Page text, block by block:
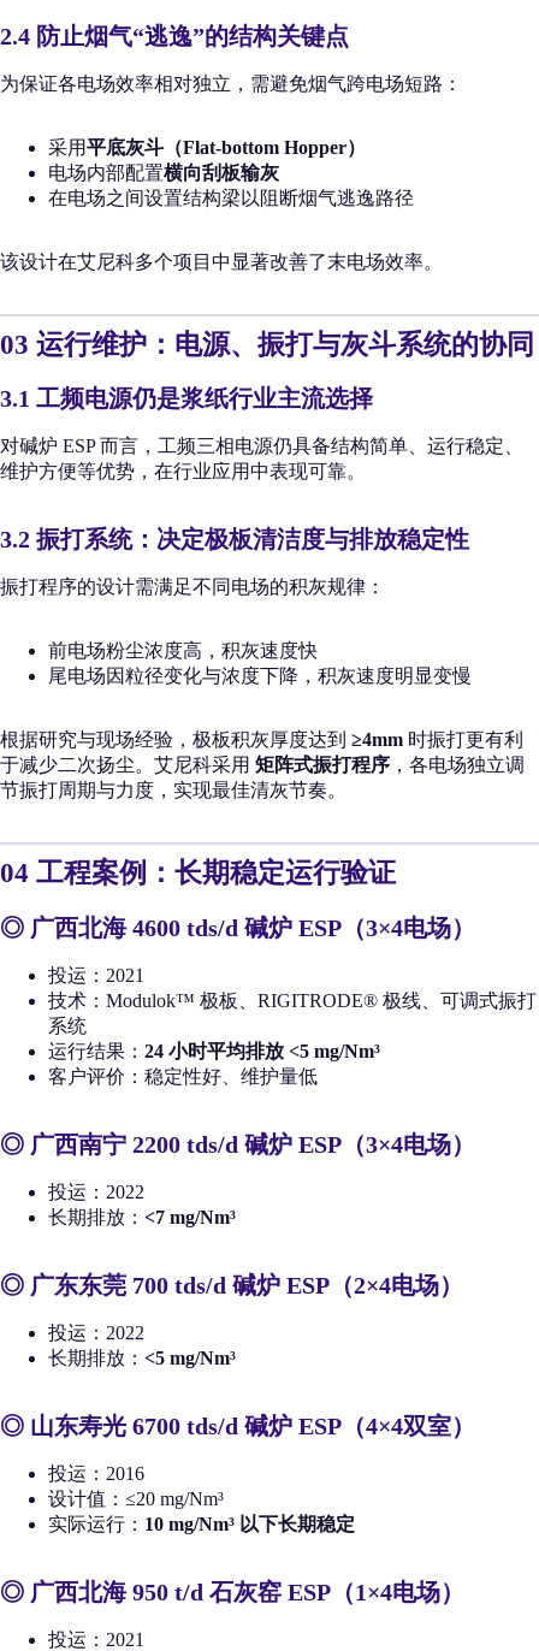
2.4 防止烟气“逃逸”的结构关键点
为保证各电场效率相对独立，需避免烟气跨电场短路：
采用平底灰斗（Flat-bottom Hopper）
电场内部配置横向刮板输灰
在电场之间设置结构梁以阻断烟气逃逸路径
该设计在艾尼科多个项目中显著改善了末电场效率。
03 运行维护：电源、振打与灰斗系统的协同
3.1 工频电源仍是浆纸行业主流选择
对碱炉 ESP 而言，工频三相电源仍具备结构简单、运行稳定、
维护方便等优势，在行业应用中表现可靠。
3.2 振打系统：决定极板清洁度与排放稳定性
振打程序的设计需满足不同电场的积灰规律：
前电场粉尘浓度高，积灰速度快
尾电场因粒径变化与浓度下降，积灰速度明显变慢
根据研究与现场经验，极板积灰厚度达到 ≥4mm 时振打更有利
于减少二次扬尘。艾尼科采用 矩阵式振打程序 ，各电场独立调
节振打周期与力度，实现最佳清灰节奏。
04 工程案例：长期稳定运行验证
◎ 广西北海 4600 tds/d 碱炉 ESP（3×4电场）
投运：2021
技术：Modulok™ 极板、RIGITRODE® 极线、可调式振打
系统
运行结果： 24 小时平均排放 <5 mg/Nm³
客户评价：稳定性好、维护量低
◎ 广西南宁 2200 tds/d 碱炉 ESP（3×4电场）
投运：2022
长期排放： <7 mg/Nm³
◎ 广东东莞 700 tds/d 碱炉 ESP（2×4电场）
投运：2022
长期排放： <5 mg/Nm³
◎ 山东寿光 6700 tds/d 碱炉 ESP（4×4双室）
投运：2016
设计值：≤20 mg/Nm³
实际运行： 10 mg/Nm³ 以下长期稳定
◎ 广西北海 950 t/d 石灰窑 ESP（1×4电场）
投运：2021